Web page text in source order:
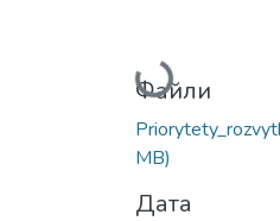
Вантажиться...
Файли
MB)
Дата